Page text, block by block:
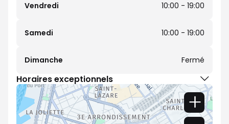
Vendredi 10:00 - 19:00
Samedi 10:00 - 19:00
Dimanche Fermé
Horaires exceptionnels